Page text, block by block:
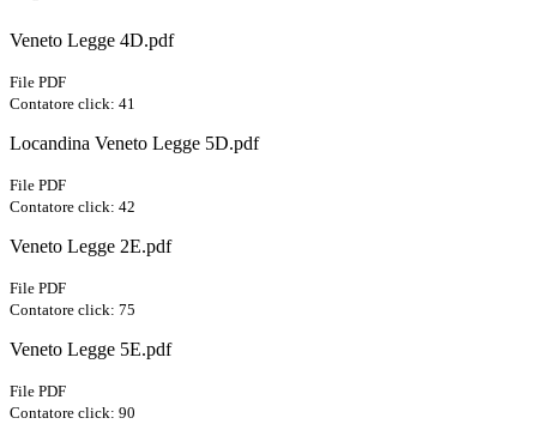
Veneto Legge 4D.pdf
File PDF
Contatore click: 41
Locandina Veneto Legge 5D.pdf
File PDF
Contatore click: 42
Veneto Legge 2E.pdf
File PDF
Contatore click: 75
Veneto Legge 5E.pdf
File PDF
Contatore click: 90